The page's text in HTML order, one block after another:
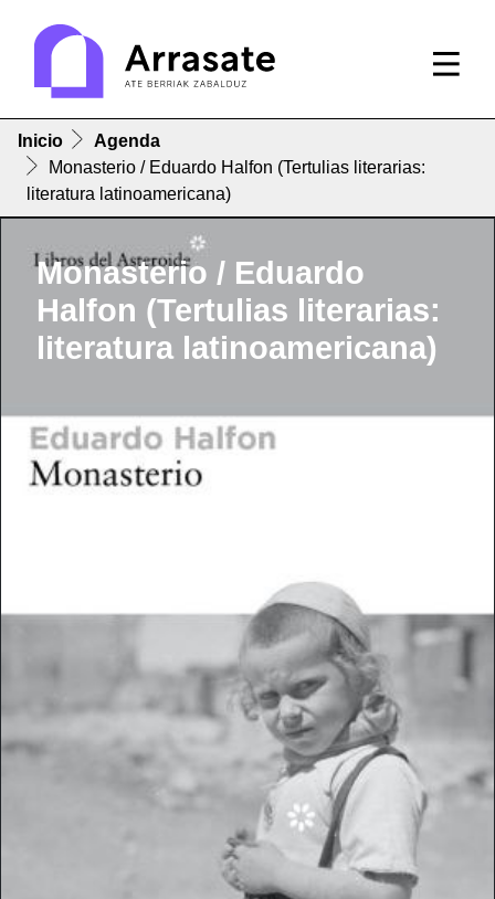
Inicio
Agenda
Monasterio / Eduardo Halfon (Tertulias literarias:
literatura latinoamericana)
Monasterio / Eduardo
Halfon (Tertulias literarias:
literatura latinoamericana)